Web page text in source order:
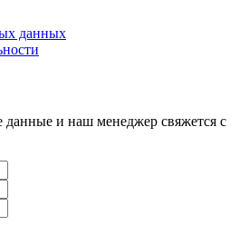
данных
данные и наш менеджер свяжется с